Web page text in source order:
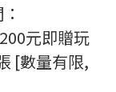
元即贈玩
[數量有限,